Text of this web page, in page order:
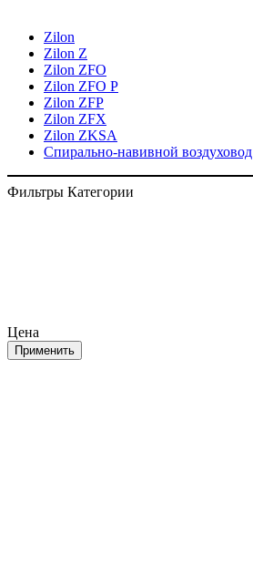
Zilon
Zilon Z
Zilon ZFO
Zilon ZFO Р
Zilon ZFP
Zilon ZFX
Zilon ZKSA
Спирально-навивной воздуховод
Фильтры Категории
Цена
Применить